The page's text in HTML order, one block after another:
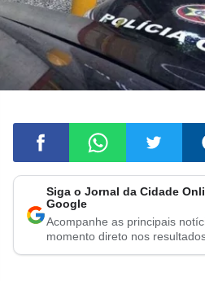
Compartilhar
no
Compartilhar
no
no
Siga o Jornal da Cidade
Google
Acompanhe as principais
momento direto nos